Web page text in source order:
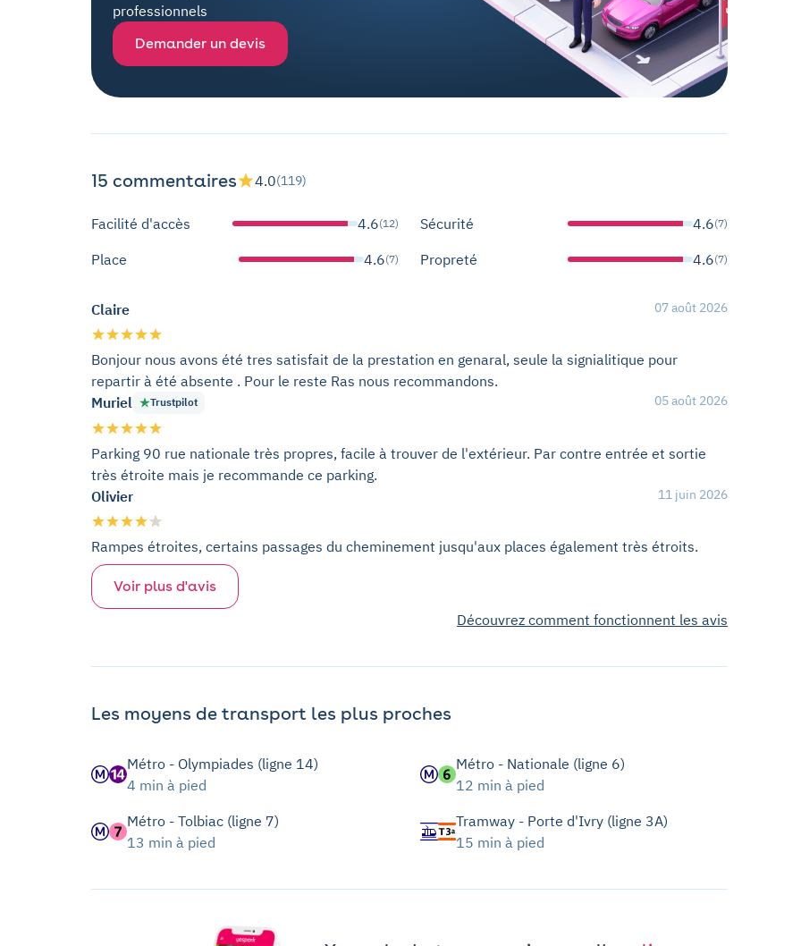
professionnels
Demander un devis
15 commentaires 4.0(119)
Facilité d'accès 4.6(12) Sécurité 4.6(7)
Place 4.6(7) Propreté 4.6(7)
Claire 07 août 2026
Bonjour nous avons été tres satisfait de la prestation en genaral, seule la signialitique pour
repartir à été absente . Pour le reste Ras nous recommandons.
Muriel
Trustpilot 05 août 2026
Parking 90 rue nationale très propres, facile à trouver de l'extérieur. Par contre entrée et sortie
très étroite mais je recommande ce parking.
Olivier
11 juin 2026
Rampes étroites, certains passages du cheminement jusqu'aux places également très étroits.
Voir plus d'avis
Découvrez comment fonctionnent les avis
Les moyens de transport les plus proches
Métro - Olympiades (ligne 14)
4 min à pied
Métro - Nationale (ligne 6)
12 min à pied
Métro - Tolbiac (ligne 7)
13 min à pied
Tramway - Porte d'Ivry (ligne 3A)
15 min à pied